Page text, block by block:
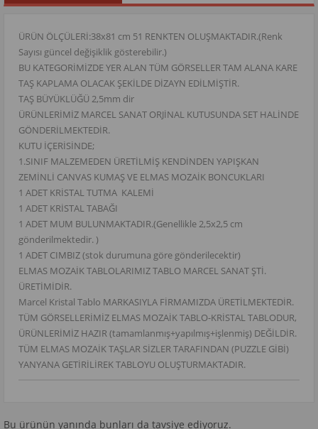
ÜRÜN ÖLÇÜLERİ:38x81 cm 51 RENKTEN OLUŞMAKTADIR.(Renk
Sayısı güncel değişiklik gösterebilir.)
BU KATEGORİMİZDE YER ALAN TÜM GÖRSELLER TAM ALANA KARE
TAŞ KAPLAMA OLACAK ŞEKİLDE DİZAYN EDİLMİŞTİR.
TAŞ BÜYÜKLÜĞÜ 2,5mm dir
ÜRÜNLERİMİZ MARCEL SANAT ORJİNAL KUTUSUNDA SET HALİNDE
GÖNDERİLMEKTEDİR.
KUTU İÇERİSİNDE;
1.SINIF MALZEMEDEN ÜRETİLMİŞ KENDİNDEN YAPIŞKAN
ZEMİNLİ CANVAS KUMAŞ VE ELMAS MOZAİK BONCUKLARI
1 ADET KRİSTAL TUTMA KALEMİ
1 ADET KRİSTAL TABAĞI
1 ADET MUM BULUNMAKTADIR.(Genellikle 2,5x2,5 cm
gönderilmektedir. )
1 ADET CIMBIZ (stok durumuna göre gönderilecektir)
ELMAS MOZAİK TABLOLARIMIZ TABLO MARCEL SANAT ŞTİ.
ÜRETİMİDİR.
Marcel Kristal Tablo MARKASIYLA FİRMAMIZDA ÜRETİLMEKTEDİR.
TÜM GÖRSELLERİMİZ ELMAS MOZAİK TABLO-KRİSTAL TABLODUR,
ÜRÜNLERİMİZ HAZIR (tamamlanmış+yapılmış+işlenmiş) DEĞİLDİR.
TÜM ELMAS MOZAİK TAŞLAR SİZLER TARAFINDAN (PUZZLE GİBİ)
YANYANA GETİRİLİREK TABLOYU OLUŞTURMAKTADIR.
Bu ürünün yanında bunları da tavsiye ediyoruz.